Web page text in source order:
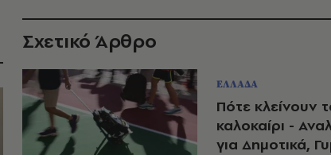
Σχετικό Άρθρο
ΕΛΛΑΔΑ
Πότε κλείνουν
καλοκαίρι -
για Δημοτικά,